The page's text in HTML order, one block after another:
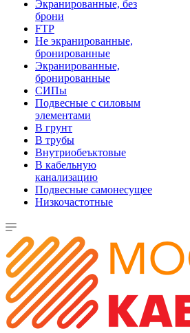
Экранированные, без
брони
FTP
Не экранированные,
бронированные
Экранированные,
бронированные
СИПы
Подвесные с силовым
элементами
В грунт
В трубы
Внутриобеъктовые
В кабельную
канализацию
Подвесные самонесущее
Низкочастотные